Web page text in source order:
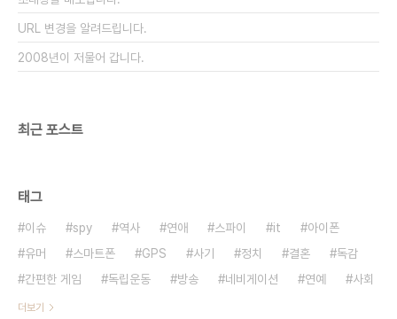
URL 변경을 알려드립니다.
2008년이 저물어 갑니다.
최근 포스트
태그
이슈 spy 역사 연애 스파이 it
아이폰
유머
스마트폰 GPS 사기 정치 결혼
독감
간편한 게임
독립운동 방송 네비게이션 연예 사회
더보기